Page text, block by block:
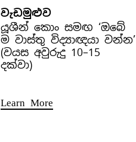
වැඩමුළුව
යූශීන් කොං සමඟ ‘ඔබේ
ම වාස්තු විද්‍යාඥයා වන්න’
(වයස අවුරුදු 10–15
දක්වා)
Learn More